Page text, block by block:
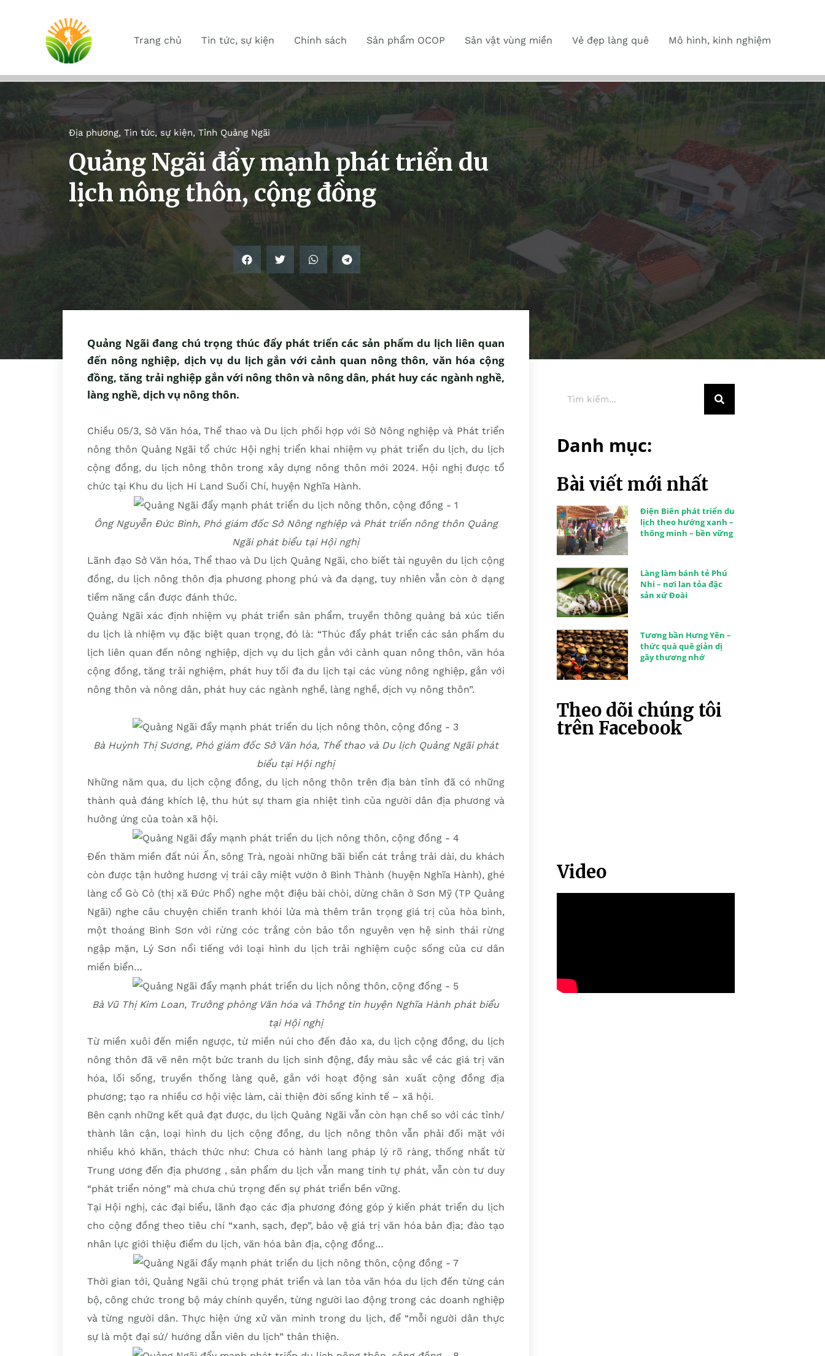
Trang chủ Tin tức, sự kiện Chính sách Sản phẩm OCOP Sản vật vùng miền Vẻ đẹp làng quê Mô hình, kinh nghiệm
Địa phương, Tin tức, sự kiện, Tỉnh Quảng Ngãi
Quảng Ngãi đẩy mạnh phát triển du
lịch nông thôn, cộng đồng
Quảng Ngãi đang chú trọng thúc đẩy phát triển các sản phẩm du lịch liên quan
đến nông nghiệp, dịch vụ du lịch gắn với cảnh quan nông thôn, văn hóa cộng
đồng, tăng trải nghiệp gắn với nông thôn và nông dân, phát huy các ngành nghề,
làng nghề, dịch vụ nông thôn.
Chiều 05/3, Sở Văn hóa, Thể thao và Du lịch phối hợp với Sở Nông nghiệp và Phát triển
nông thôn Quảng Ngãi tổ chức Hội nghị triển khai nhiệm vụ phát triển du lịch, du lịch
cộng đồng, du lịch nông thôn trong xây dựng nông thôn mới 2024. Hội nghị được tổ
chức tại Khu du lịch Hi Land Suối Chí, huyện Nghĩa Hành.
Ông Nguyễn Đức Bình, Phó giám đốc Sở Nông nghiệp và Phát triển nông thôn Quảng
Ngãi phát biểu tại Hội nghị
Lãnh đạo Sở Văn hóa, Thể thao và Du lịch Quảng Ngãi, cho biết tài nguyên du lịch cộng
đồng, du lịch nông thôn địa phương phong phú và đa dạng, tuy nhiên vẫn còn ở dạng
tiềm năng cần được đánh thức.
Quảng Ngãi xác định nhiệm vụ phát triển sản phẩm, truyền thông quảng bá xúc tiến
du lịch là nhiệm vụ đặc biệt quan trọng, đó là: “Thúc đẩy phát triển các sản phẩm du
lịch liên quan đến nông nghiệp, dịch vụ du lịch gắn với cảnh quan nông thôn, văn hóa
cộng đồng, tăng trải nghiệm, phát huy tối đa du lịch tại các vùng nông nghiệp, gắn với
nông thôn và nông dân, phát huy các ngành nghề, làng nghề, dịch vụ nông thôn”.
Bà Huỳnh Thị Sương, Phó giám đốc Sở Văn hóa, Thể thao và Du lịch Quảng Ngãi phát
biểu tại Hội nghị
Những năm qua, du lịch cộng đồng, du lịch nông thôn trên địa bàn tỉnh đã có những
thành quả đáng khích lệ, thu hút sự tham gia nhiệt tình của người dân địa phương và
hưởng ứng của toàn xã hội.
Đến thăm miền đất núi Ấn, sông Trà, ngoài những bãi biển cát trắng trải dài, du khách
còn được tận hưởng hương vị trái cây miệt vườn ở Bình Thành (huyện Nghĩa Hành), ghé
làng cổ Gò Cỏ (thị xã Đức Phổ) nghe một điệu bài chòi, dừng chân ở Sơn Mỹ (TP Quảng
Ngãi) nghe câu chuyện chiến tranh khói lửa mà thêm trân trọng giá trị của hòa bình,
một thoáng Bình Sơn với rừng cóc trắng còn bảo tồn nguyên vẹn hệ sinh thái rừng
ngập mặn, Lý Sơn nổi tiếng với loại hình du lịch trải nghiệm cuộc sống của cư dân
miền biển…
Bà Vũ Thị Kim Loan, Trưởng phòng Văn hóa và Thông tin huyện Nghĩa Hành phát biểu
tại Hội nghị
Từ miền xuôi đến miền ngược, từ miền núi cho đến đảo xa, du lịch cộng đồng, du lịch
nông thôn đã vẽ nên một bức tranh du lịch sinh động, đầy màu sắc về các giá trị văn
hóa, lối sống, truyền thống làng quê, gắn với hoạt động sản xuất cộng đồng địa
phương; tạo ra nhiều cơ hội việc làm, cải thiện đời sống kinh tế – xã hội.
Bên cạnh những kết quả đạt được, du lịch Quảng Ngãi vẫn còn hạn chế so với các tỉnh/
thành lân cận, loại hình du lịch cộng đồng, du lịch nông thôn vẫn phải đối mặt với
nhiều khó khăn, thách thức như: Chưa có hành lang pháp lý rõ ràng, thống nhất từ
Trung ương đến địa phương , sản phẩm du lịch vẫn mang tính tự phát, vẫn còn tư duy
“phát triển nóng” mà chưa chú trọng đến sự phát triển bền vững.
Tại Hội nghị, các đại biểu, lãnh đạo các địa phương đóng góp ý kiến phát triển du lịch
cho cộng đồng theo tiêu chí “xanh, sạch, đẹp”, bảo vệ giá trị văn hóa bản địa; đào tạo
nhân lực giới thiệu điểm du lịch, văn hóa bản địa, cộng đồng…
Thời gian tới, Quảng Ngãi chú trọng phát triển và lan tỏa văn hóa du lịch đến từng cán
bộ, công chức trong bộ máy chính quyền, từng người lao động trong các doanh nghiệp
và từng người dân. Thực hiện ứng xử văn minh trong du lịch, để “mỗi người dân thực
sự là một đại sứ/ hướng dẫn viên du lịch” thân thiện.
Danh mục:
Bài viết mới nhất
Điện Biên phát triển du
lịch theo hướng xanh –
thông minh – bền vững
Làng làm bánh tẻ Phú
Nhi – nơi lan tỏa đặc
sản xứ Đoài
Tương bần Hưng Yên –
thức quà quê giản dị
gây thương nhớ
Theo dõi chúng tôi
trên Facebook
Video